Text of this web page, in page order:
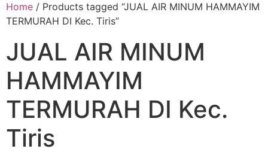
Home / Products tagged “JUAL AIR MINUM HAMMAYIM
TERMURAH DI Kec. Tiris”
JUAL AIR MINUM
HAMMAYIM
TERMURAH DI Kec.
Tiris